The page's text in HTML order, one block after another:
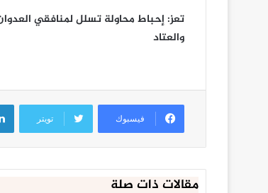
تعز: إحباط محاولة تسلل لمنافقي
والعتاد
فيسبوك تويتر
مقالات ذات صلة